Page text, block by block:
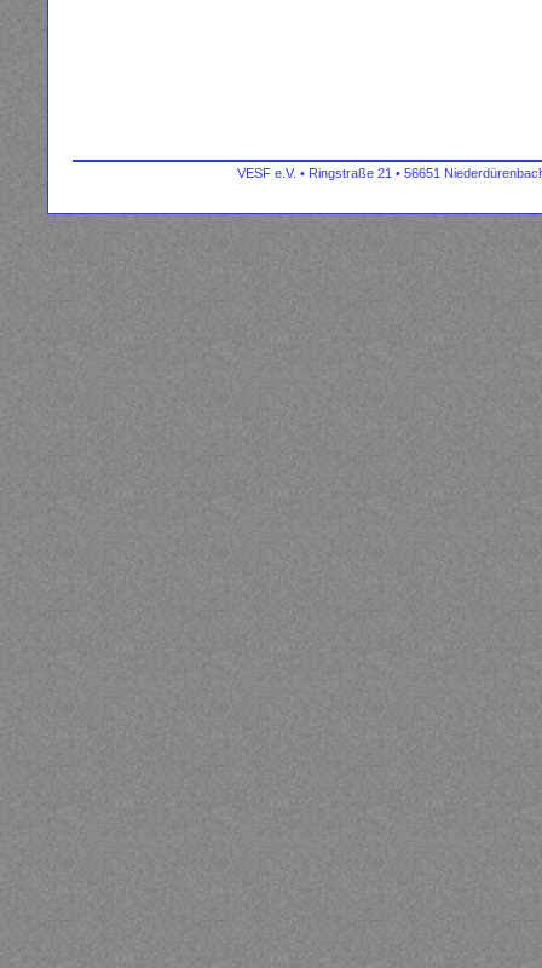
VESF e.V. • Ringstraße 21 • 56651